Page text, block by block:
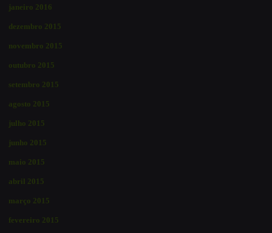
janeiro 2016
dezembro 2015
novembro 2015
outubro 2015
setembro 2015
agosto 2015
julho 2015
junho 2015
maio 2015
abril 2015
março 2015
fevereiro 2015